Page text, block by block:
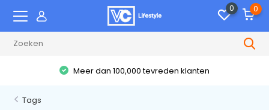
0 0
Meer dan 100,000 tevreden klanten
Tags